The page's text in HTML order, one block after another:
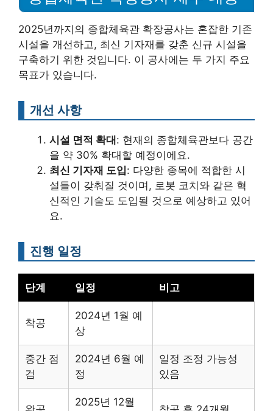
2025년까지의 종합체육관 확장공사는 혼잡한 기존
시설을 개선하고, 최신 기자재를 갖춘 신규 시설을
구축하기 위한 것입니다. 이 공사에는 두 가지 주요
목표가 있습니다.
개선 사항
시설 면적 확대: 현재의 종합체육관보다 공간
을 약 30% 확대할 예정이에요.
최신 기자재 도입: 다양한 종목에 적합한 시
설들이 갖춰질 것이며, 로봇 코치와 같은 혁
신적인 기술도 도입될 것으로 예상하고 있어
요.
진행 일정
단계 일정 비고
착공
2024년 1월 예
상
중간 점
검
2024년 6월 예
정
일정 조정 가능성
있음
2025년 12월